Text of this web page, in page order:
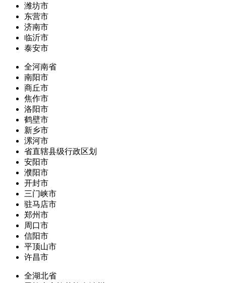
潍坊市
东营市
济南市
临沂市
泰安市
全河南省
南阳市
商丘市
焦作市
洛阳市
鹤壁市
新乡市
漯河市
省直辖县级行政区划
安阳市
濮阳市
开封市
三门峡市
驻马店市
郑州市
周口市
信阳市
平顶山市
许昌市
全湖北省